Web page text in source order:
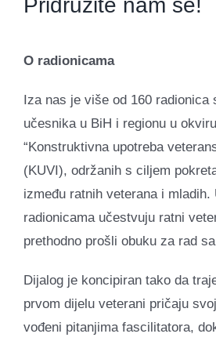
O radionicama
Iza nas je više od 160 radionica
učesnika u BiH i regionu u
“Konstruktivna upotreba
(KUVI), održanih s ciljem
između ratnih veterana i mladih.
radionicama učestvuju ratni
prethodno prošli obuku za rad
Dijalog je koncipiran tako da
prvom dijelu veterani pričaju
vođeni pitanjima fascilitatora,